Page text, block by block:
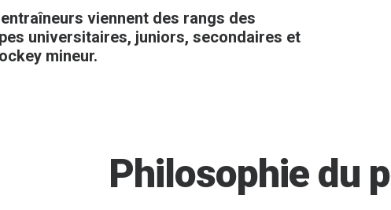
viennent des rangs des
universitaires, juniors, secondaires et
mineur.
Philosophie du